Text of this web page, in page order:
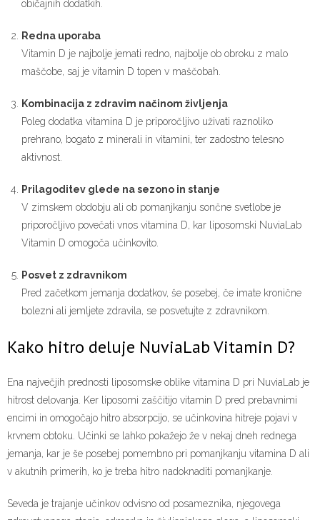
običajnih dodatkih.
Redna uporaba
Vitamin D je najbolje jemati redno, najbolje ob obroku z malo
maščobe, saj je vitamin D topen v maščobah.
Kombinacija z zdravim načinom življenja
Poleg dodatka vitamina D je priporočljivo uživati raznoliko
prehrano, bogato z minerali in vitamini, ter zadostno telesno
aktivnost.
Prilagoditev glede na sezono in stanje
V zimskem obdobju ali ob pomanjkanju sončne svetlobe je
priporočljivo povečati vnos vitamina D, kar liposomski NuviaLab
Vitamin D omogoča učinkovito.
Posvet z zdravnikom
Pred začetkom jemanja dodatkov, še posebej, če imate kronične
bolezni ali jemljete zdravila, se posvetujte z zdravnikom.
Kako hitro deluje NuviaLab Vitamin D?
Ena največjih prednosti liposomske oblike vitamina D pri NuviaLab je
hitrost delovanja. Ker liposomi zaščitijo vitamin D pred prebavnimi
encimi in omogočajo hitro absorpcijo, se učinkovina hitreje pojavi v
krvnem obtoku. Učinki se lahko pokažejo že v nekaj dneh rednega
jemanja, kar je še posebej pomembno pri pomanjkanju vitamina D ali
v akutnih primerih, ko je treba hitro nadoknaditi pomanjkanje.
Seveda je trajanje učinkov odvisno od posameznika, njegovega